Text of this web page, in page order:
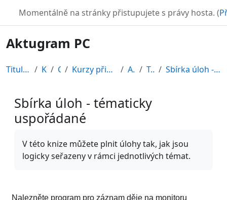
TURBO
Momentálně na stránky přistupujete s právy hosta. (
Aktugram PC
Titulní stránka Kurzy CDV Kurzy připravené v rámci ESF AKT-PC Topic 3 Sbírka úloh - tématicky uspořádané
Sbírka úloh - tématicky
uspořádané
V této knize můžete plnit úlohy tak, jak jsou
logicky seřazeny v rámci jednotlivých témat.
Nalezněte program pro záznam děje na monitoru